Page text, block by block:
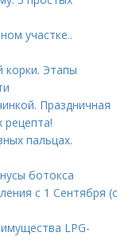
участке..
корки. Этапы
Праздничная
рецепта!
пальцах.
ботокса
с 1 Сентября (с
LPG-